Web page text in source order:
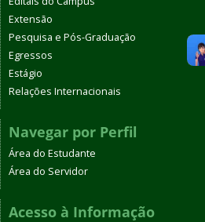
Extensão
Pesquisa e Pós-Graduação
Egressos
Estágio
Relações Internacionais
Navegar por Perfil
Área do Estudante
Área do Servidor
Acesso à Informação